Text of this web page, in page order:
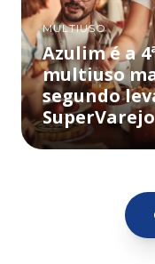
MULTIUSO
Azulim é a
multiuso
segundo
SuperVarejo